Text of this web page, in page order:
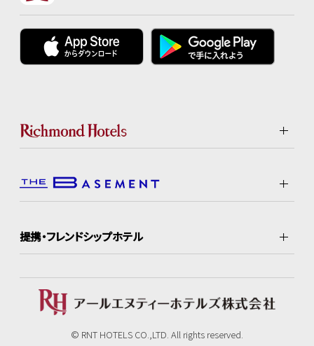
提携・フレンドシップホテル
© RNT HOTELS CO.,LTD. All rights reserved.